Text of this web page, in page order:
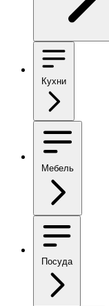
Кухни
Мебель
Посуда